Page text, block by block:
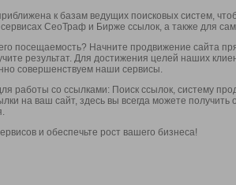
к базам ведущих поисковых систем,
СеоТраф и Бирже ссылок, а также для
посещаемость? Начните продвижение сайта
результат. Для достижения целей наших
совершенствуем наши сервисы.
работы со ссылками: Поиск ссылок, систему
на ваш сайт, здесь вы всегда можете
и обеспечьте рост вашего бизнеса!